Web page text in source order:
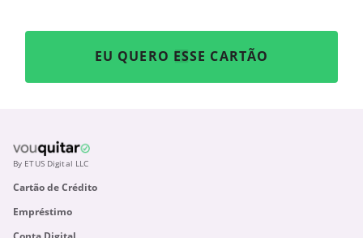
EU QUERO ESSE CARTÃO
By ETUS Digital LLC
Cartão de Crédito
Empréstimo